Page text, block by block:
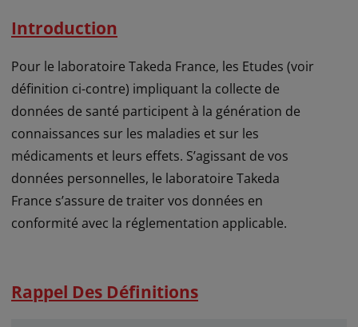
Introduction
Pour le laboratoire Takeda France, les Etudes (voir
définition ci-contre) impliquant la collecte de
données de santé participent à la génération de
connaissances sur les maladies et sur les
médicaments et leurs effets. S’agissant de vos
données personnelles, le laboratoire Takeda
France s’assure de traiter vos données en
conformité avec la réglementation applicable.
Rappel Des Définitions